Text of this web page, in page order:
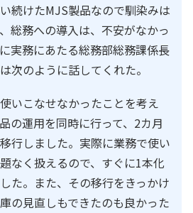
続けたMJS製品なので馴染みは
総務への導入は、不安がなかっ
実務にあたる総務部総務課係長
次のように話してくれた。
いこなせなかったことを考え
の運用を同時に行って、2カ月
行しました。実際に業務で使い
なく扱えるので、すぐに1本化
た。また、その移行をきっかけ
の見直しもできたのも良かった